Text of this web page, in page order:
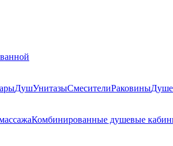
ДушУнитазыСмесителиРаковины
Комбинированные душевые